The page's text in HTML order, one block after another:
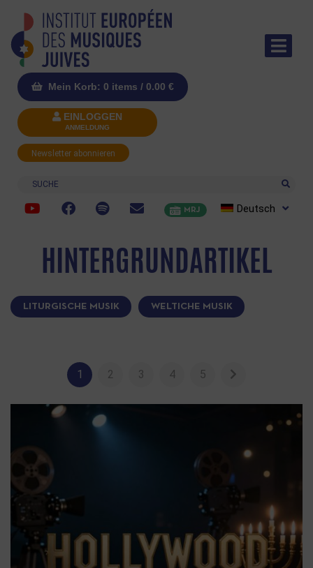
Mein Korb: 0 items / 0.00 €
EINLOGGEN
ANMELDUNG
Newsletter abonnieren
Suche
MRJ Deutsch
HINTERGRUNDARTIKEL
LITURGISCHE MUSIK WELTICHE MUSIK
1 2 3 4 5